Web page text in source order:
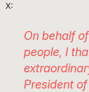
X:
On behalf
people, I
President